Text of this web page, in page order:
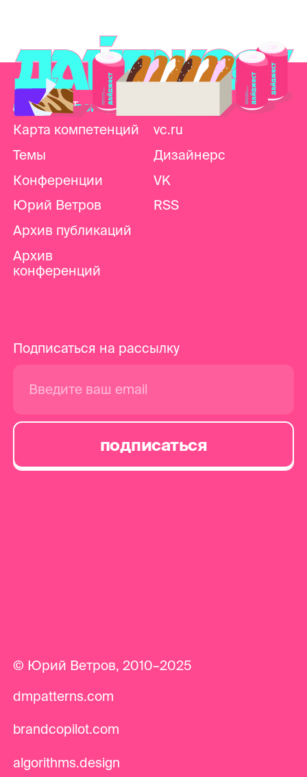
продуктового дизайна
Дайджест
Карта компетенций
Темы
Конференции
Юрий Ветров
Архив публикаций
Архив
конференций
vc.ru
Дизайнерс
VK
RSS
Подписаться на рассылку
© Юрий Ветров, 2010–2025
dmpatterns.com
brandcopilot.com
algorithms.design